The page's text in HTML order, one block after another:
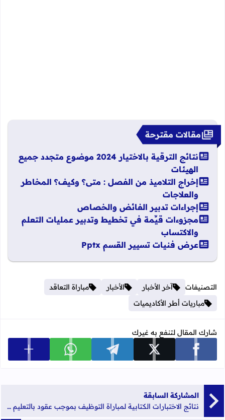
مقالات مقترحة
نتائج الترقية بالاختيار 2024 موضوع متجدد جميع
الهيئات
إخراج التلاميذ من الفصل : متى؟ وكيف؟ المخاطر
والعلاجات
إجراءات تدبير الفائض والخصاص
مجزوءات قيِّمة في تخطيط وتدبير عمليات التعلم
والاكتساب
عرض فنيات تسيير القسم Pptx
التصنيفات آخر الأخبار الأخبار
مباراة التعاقد
مباريات أطر الأكاديميات
شارك المقال لتنفع به غيرك
شارك على facebook شارك على x شارك على telegram شارك على whatsapp عرض
المشاركة السابقة
نتائج الاختبارات الكتابية لمباراة التوظيف بموجب عقود بالتعليم الإبتدائي بمديرية أزيلال